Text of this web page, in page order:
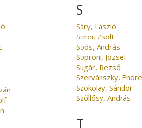
S
Sáry, László
Serei, Zsolt
Soós, András
Soproni, József
Sugár, Rezső
Szervánszky, Endre
Szokolay, Sándor
Szőllősy, András
T